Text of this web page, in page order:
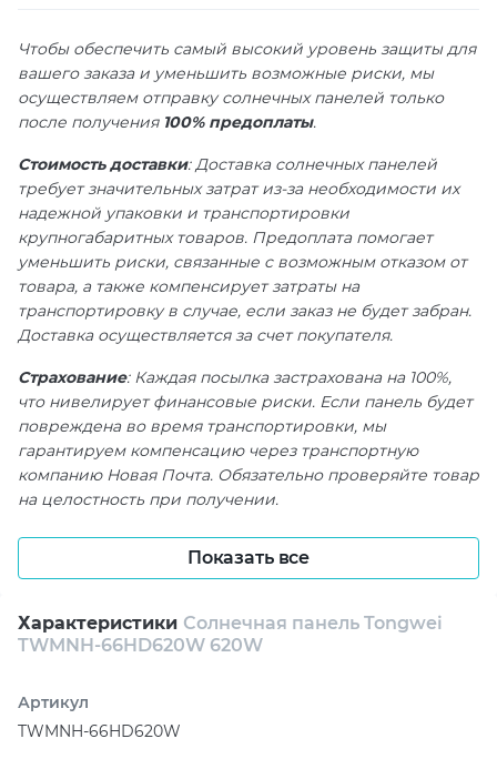
Чтобы обеспечить самый высокий уровень защиты для
вашего заказа и уменьшить возможные риски, мы
осуществляем отправку солнечных панелей только
после получения 100% предоплаты.
Стоимость доставки: Доставка солнечных панелей
требует значительных затрат из-за необходимости их
надежной упаковки и транспортировки
крупногабаритных товаров. Предоплата помогает
уменьшить риски, связанные с возможным отказом от
товара, а также компенсирует затраты на
транспортировку в случае, если заказ не будет забран.
Доставка осуществляется за счет покупателя.
Страхование: Каждая посылка застрахована на 100%,
что нивелирует финансовые риски. Если панель будет
повреждена во время транспортировки, мы
гарантируем компенсацию через транспортную
компанию Новая Почта. Обязательно проверяйте товар
на целостность при получении.
Солнечная панель Tongwei TWMNH-66HD620W
— максимальная мощность в каждой ячейке
и мощных источниках энергии. И если вы ищете
решение, которое объединяет передовые технологии
нужно. Это модуль нового поколения с выдающейся
мощностью 620 Вт, который превращает солнечные
Показать все
Характеристики Солнечная панель Tongwei
TWMNH-66HD620W 620W
Артикул
TWMNH-66HD620W